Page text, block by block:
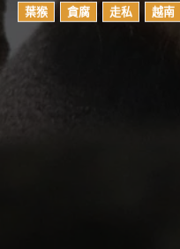
葉猴
貪腐 走私 越南